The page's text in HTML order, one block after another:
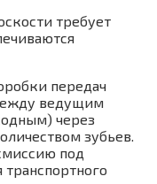
требует
передач
ведущим
через
зубьев.
под